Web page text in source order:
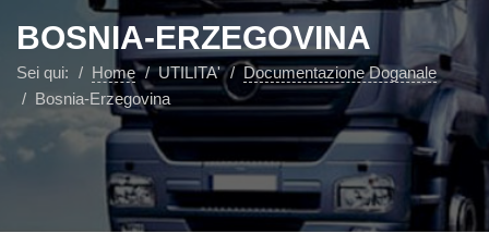
BOSNIA-ERZEGOVINA
Sei qui: Home UTILITA'
Documentazione Doganale
Bosnia-Erzegovina